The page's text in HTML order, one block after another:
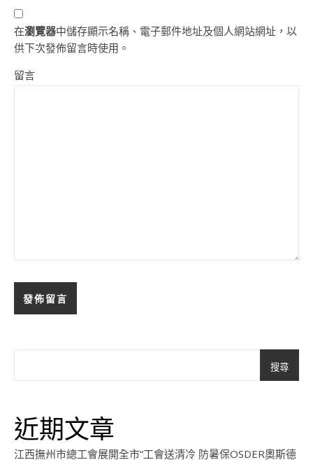
在瀏覽器中儲存顯示名稱、電子郵件地址及個人網站網址，以
供下次發佈留言時使用。
留言
搜尋
近期文章
江西撫州市總工會展開全市“工會送清冷 防暑保OSDER奧斯德